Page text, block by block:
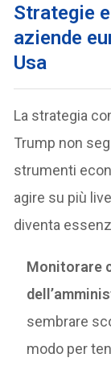
Strategie
aziende
Usa
La strategia
Trump non
strumenti
agire su più
diventa
Monitorare
sembrare
modo per